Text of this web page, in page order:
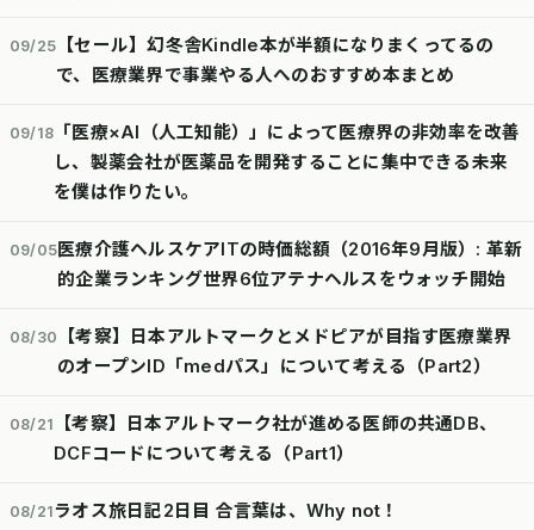
09/25
【セール】幻冬舎Kindle本が半額になりまくってるの
で、医療業界で事業やる人へのおすすめ本まとめ
09/18 「医療×AI（人工知能）」によって医療界の非効率を改善
し、製薬会社が医薬品を開発することに集中できる未来
を僕は作りたい。
09/05医療介護ヘルスケアITの時価総額（2016年9月版）: 革新
的企業ランキング世界6位アテナヘルスをウォッチ開始
08/30
【考察】日本アルトマークとメドピアが目指す医療業界
のオープンID「medパス」について考える（Part2）
08/21
【考察】日本アルトマーク社が進める医師の共通DB、
DCFコードについて考える（Part1）
08/21ラオス旅日記2日目 合言葉は、Why not！